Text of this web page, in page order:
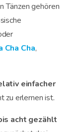
Tänzen gehören
Cha Cha,
einfacher
zu erlernen ist.
acht gezählt